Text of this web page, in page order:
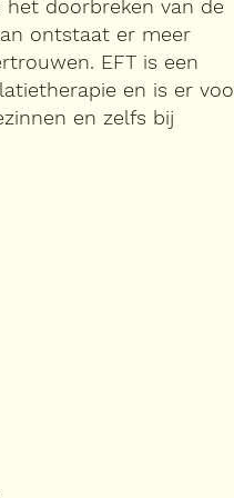
doorbreken van de
ontstaat er meer
EFT is een
en is er
en zelfs bij